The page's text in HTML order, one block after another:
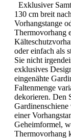
Exklusiver
130 cm breit
Vorhangstange
Thermovorhang
oder einfach als
Sie nicht
exklusives
eingenähte
Faltenmenge
dekorieren. Den
einer
Geheimformel,
Thermovorhang